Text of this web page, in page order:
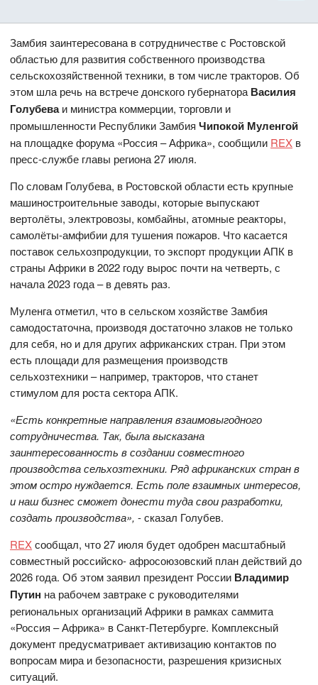
Замбия заинтересована в сотрудничестве с Ростовской
областью для развития собственного производства
сельскохозяйственной техники, в том числе тракторов. Об
этом шла речь на встрече донского губернатораВасилия
Голубеваи министра коммерции, торговли и
промышленности Республики ЗамбияЧипокой Муленгой
на площадке форума «Россия – Африка», сообщили REX в
пресс-службе главы региона 27 июля.
По словам Голубева, в Ростовской области есть крупные
машиностроительные заводы, которые выпускают
вертолёты, электровозы, комбайны, атомные реакторы,
самолёты-амфибии для тушения пожаров. Что касается
поставок сельхозпродукции, то экспорт продукции АПК в
страны Африки в 2022 году вырос почти на четверть, с
начала 2023 года – в девять раз.
Муленга отметил, что в сельском хозяйстве Замбия
самодостаточна, производя достаточно злаков не только
для себя, но и для других африканских стран. При этом
есть площади для размещения производств
сельхозтехники – например, тракторов, что станет
стимулом для роста сектора АПК.
«Есть конкретные направления взаимовыгодного
сотрудничества. Так, была высказана
заинтересованность в создании совместного
производства сельхозтехники. Ряд африканских стран в
этом остро нуждается. Есть поле взаимных интересов,
и наш бизнес сможет донести туда свои разработки,
создать производства», - сказал Голубев.
REXсообщал, что 27 июля будет одобрен масштабный
совместный российско- афросоюзовский план действий до
2026 года. Об этом заявил президент России Владимир
Путин на рабочем завтраке с руководителями
региональных организаций Африки в рамках саммита
«Россия – Африка» в Санкт-Петербурге. Комплексный
документ предусматривает активизацию контактов по
вопросам мира и безопасности, разрешения кризисных
ситуаций.